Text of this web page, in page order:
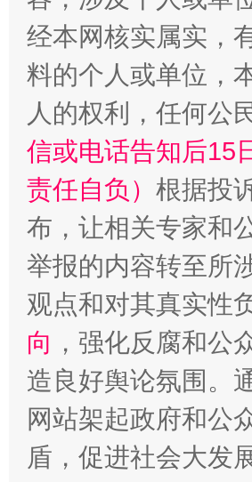
经本网核实属实，
料的个人或单位，
人的权利，任何公
信或电话告知后15
责任自负） 根据投
布，让相关专家和
举报的内容转至所
观点和对其真实性
向 ，强化反腐和公
造良好舆论氛围。
网站架起政府和公
盾，促进社会大发